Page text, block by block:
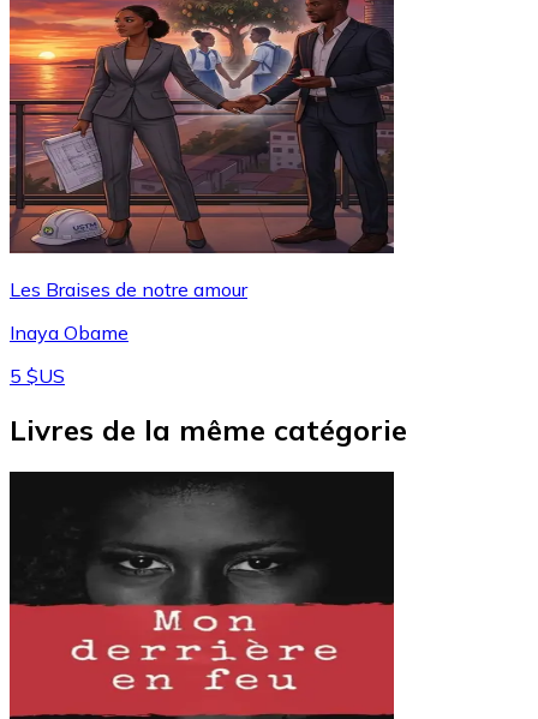
Les Braises de notre amour
Inaya Obame
5 $US
Livres de la même catégorie